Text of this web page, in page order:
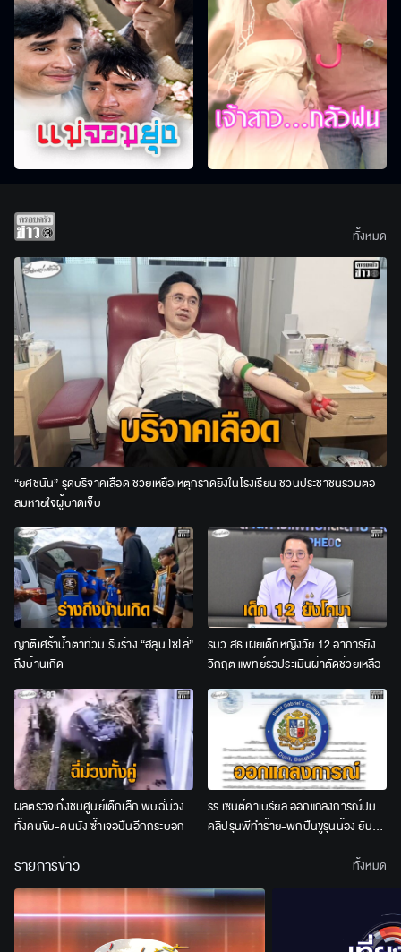
“ยศชนัน” รุดบริจาคเลือด ช่วยเหยื่อเหตุกราดยิงในโรงเรียน ชวนประชาชนร่วมต่อ
ลมหายใจผู้บาดเจ็บ
ญาติเศร้าน้ำตาท่วม รับร่าง “ฮลุน โซโล่”
ถึงบ้านเกิด
รมว.สธ.เผยเด็กหญิงวัย 12 อาการยัง
วิกฤต แพทย์รอประเมินผ่าตัดช่วยเหลือ
ผลตรวจเก๋งชนศูนย์เด็กเล็ก พบฉี่ม่วง
ทั้งคนขับ-คนนั่ง ซ้ำเจอปืนอีกกระบอก
รร.เซนต์คาเบรียล ออกแถลงการณ์ปม
คลิปรุ่นพี่ทำร้าย-พกปืนขู่รุ่นน้อง ยัน
ทั้งหมด
รายการข่าว ทั้งหมด